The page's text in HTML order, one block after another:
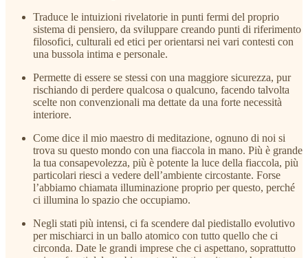
Traduce le intuizioni rivelatorie in punti fermi del proprio
sistema di pensiero, da sviluppare creando punti di riferimento
filosofici, culturali ed etici per orientarsi nei vari contesti con
una bussola intima e personale.
Permette di essere se stessi con una maggiore sicurezza, pur
rischiando di perdere qualcosa o qualcuno, facendo talvolta
scelte non convenzionali ma dettate da una forte necessità
interiore.
Come dice il mio maestro di meditazione, ognuno di noi si
trova su questo mondo con una fiaccola in mano. Più è grande
la tua consapevolezza, più è potente la luce della fiaccola, più
particolari riesci a vedere dell’ambiente circostante. Forse
l’abbiamo chiamata illuminazione proprio per questo, perché
ci illumina lo spazio che occupiamo.
Negli stati più intensi, ci fa scendere dal piedistallo evolutivo
per mischiarci in un ballo atomico con tutto quello che ci
circonda. Date le grandi imprese che ci aspettano, soprattutto